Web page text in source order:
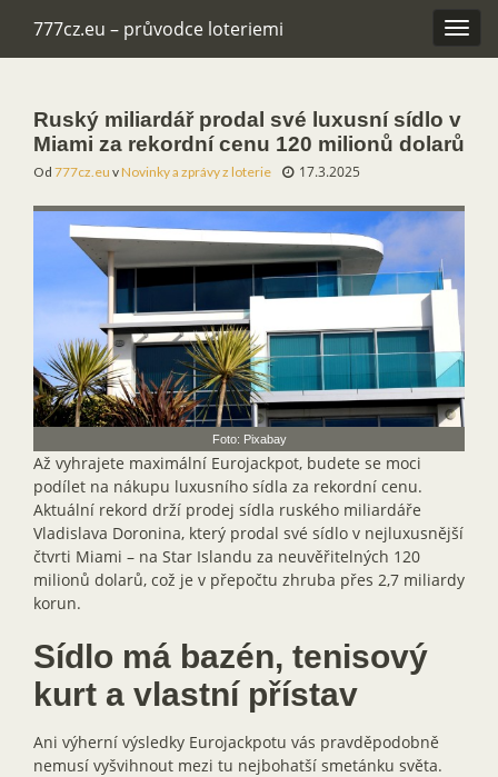
777cz.eu – průvodce loteriemi
Ruský miliardář prodal své luxusní sídlo v
Miami za rekordní cenu 120 milionů dolarů
Od 777cz.eu vNovinky a zprávy z loterie 17.3.2025
Foto: Pixabay
Až vyhrajete maximální Eurojackpot, budete se moci
podílet na nákupu luxusního sídla za rekordní cenu.
Aktuální rekord drží prodej sídla ruského miliardáře
Vladislava Doronina, který prodal své sídlo v nejluxusnější
čtvrti Miami – na Star Islandu za neuvěřitelných 120
milionů dolarů, což je v přepočtu zhruba přes 2,7 miliardy
korun.
Sídlo má bazén, tenisový
kurt a vlastní přístav
Ani výherní výsledky Eurojackpotu vás pravděpodobně
nemusí vyšvihnout mezi tu nejbohatší smetánku světa.